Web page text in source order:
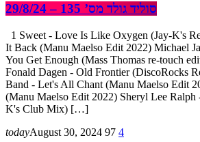
סוליד גולד מס’ 135 – 29/8/24
1 Sweet - Love Is Like Oxygen (Jay-K's
It Back (Manu Maelso Edit 2022) Michael
You Get Enough (Mass Thomas re-touch
Fonald Dagen - Old Frontier (DiscoRocks
Band - Let's All Chant (Manu Maelso Edit
(Manu Maelso Edit 2022) Sheryl Lee
K's Club Mix) […]
todayAugust 30, 2024 97 4